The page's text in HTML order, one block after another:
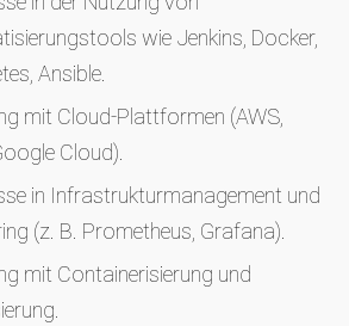
wie Jenkins, Docker,
Ansible.
mit Cloud-Plattformen (AWS,
Cloud).
in Infrastrukturmanagement und
(z. B. Prometheus, Grafana).
mit Containerisierung und